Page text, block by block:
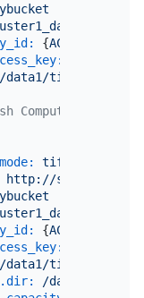
{ACCESS_KEY_ID
data1/tiflash/data"
Nodes
http://
{ACCESS_KEY_ID
data1/tiflash/data"
/data1/